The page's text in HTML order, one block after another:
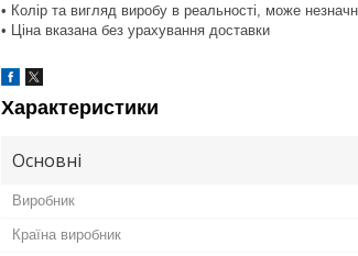
• Колір та вигляд виробу в реальності, може
• Ціна вказана без урахування доставки
Характеристики
Основні
Виробник
Країна виробник